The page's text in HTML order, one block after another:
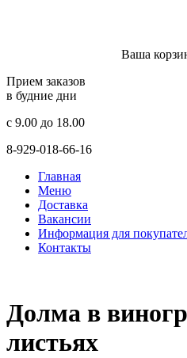
Ваша
Прием заказов
в будние дни
c 9.00 до 18.00
8-929-018-66-16
Главная
Меню
Доставка
Вакансии
Информация для
Контакты
Долма в
листьях